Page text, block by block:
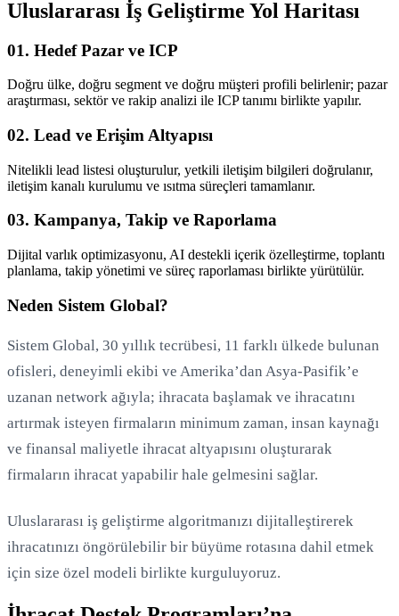
Uluslararası İş Geliştirme Yol Haritası
01. Hedef Pazar ve ICP
Doğru ülke, doğru segment ve doğru müşteri profili belirlenir; pazar
araştırması, sektör ve rakip analizi ile ICP tanımı birlikte yapılır.
02. Lead ve Erişim Altyapısı
Nitelikli lead listesi oluşturulur, yetkili iletişim bilgileri doğrulanır,
iletişim kanalı kurulumu ve ısıtma süreçleri tamamlanır.
03. Kampanya, Takip ve Raporlama
Dijital varlık optimizasyonu, AI destekli içerik özelleştirme, toplantı
planlama, takip yönetimi ve süreç raporlaması birlikte yürütülür.
Neden Sistem Global?
Sistem Global, 30 yıllık tecrübesi, 11 farklı ülkede bulunan
ofisleri, deneyimli ekibi ve Amerika’dan Asya-Pasifik’e
uzanan network ağıyla; ihracata başlamak ve ihracatını
artırmak isteyen firmaların minimum zaman, insan kaynağı
ve finansal maliyetle ihracat altyapısını oluşturarak
firmaların ihracat yapabilir hale gelmesini sağlar.
Uluslararası iş geliştirme algoritmanızı dijitalleştirerek
ihracatınızı öngörülebilir bir büyüme rotasına dahil etmek
için size özel modeli birlikte kurguluyoruz.